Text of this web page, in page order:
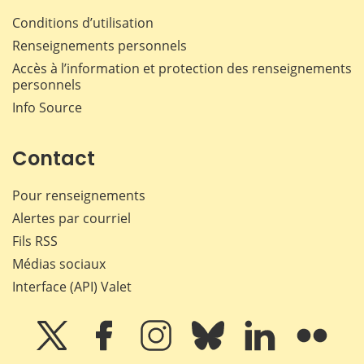
Conditions d’utilisation
Renseignements personnels
Accès à l’information et protection des renseignements
personnels
Info Source
Contact
Pour renseignements
Alertes par courriel
Fils RSS
Médias sociaux
Interface (API) Valet